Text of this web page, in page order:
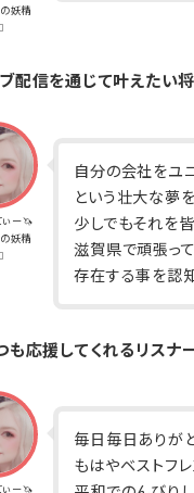
妖精
配信を通じて叶えたい
ぃー🦄
妖精
自分の会社をユ
という壮大な夢
少しでもそれを
滋賀県で頑張っ
存在する事を認知
も応援してくれるリスナ
ぃー🦄
毎日毎日ありがと
もはやベストフレ